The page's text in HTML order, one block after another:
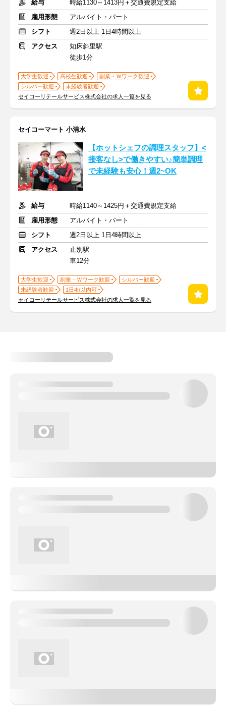
給与
時給1130～1413円＋交通費規定支給
雇用形態
アルバイト・パート
シフト
週2日以上 1日4時間以上
アクセス
知床斜里駅
徒歩1分
大学生歓迎 高校生歓迎
副業・Ｗワーク歓迎
シルバー歓迎
未経験者歓迎
セイコーリテールサービス株式会社の求人一覧を見る
セイコーマート 小清水
【ホットシェフの調理スタッフ】<
接客なし>で働きやすい♪簡単調理
で未経験も安心！週2~OK
給与
時給1140～1425円＋交通費規定支給
雇用形態
アルバイト・パート
シフト
週2日以上 1日4時間以上
アクセス
止別駅
車12分
大学生歓迎 副業・Ｗワーク歓迎
シルバー歓迎
未経験者歓迎
1日4h以内可
セイコーリテールサービス株式会社の求人一覧を見る